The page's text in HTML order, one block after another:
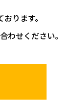
ります。
わせください。